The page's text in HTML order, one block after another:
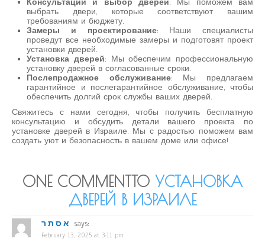
Консультации и выбор дверей: Мы поможем вам
выбрать двери, которые соответствуют вашим
требованиям и бюджету.
Замеры и проектирование: Наши специалисты
проведут все необходимые замеры и подготовят проект
установки дверей.
Установка дверей: Мы обеспечим профессиональную
установку дверей в согласованные сроки.
Послепродажное обслуживание: Мы предлагаем
гарантийное и послегарантийное обслуживание, чтобы
обеспечить долгий срок службы ваших дверей.
Свяжитесь с нами сегодня, чтобы получить бесплатную
консультацию и обсудить детали вашего проекта по
установке дверей в Израиле. Мы с радостью поможем вам
создать уют и безопасность в вашем доме или офисе!
ONE COMMENTTO УСТАНОВКА
ДВЕРЕЙ В ИЗРАИЛЕ
אסתר says:
February 13, 2025 at 3:11 pm